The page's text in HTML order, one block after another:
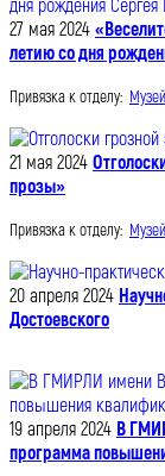
27 мая 2024
летию со дня
Привязка к отделу:
21 мая 2024
прозы»
Привязка к отделу:
20 апреля 2024
Достоевского
19 апреля 2024 В
программа